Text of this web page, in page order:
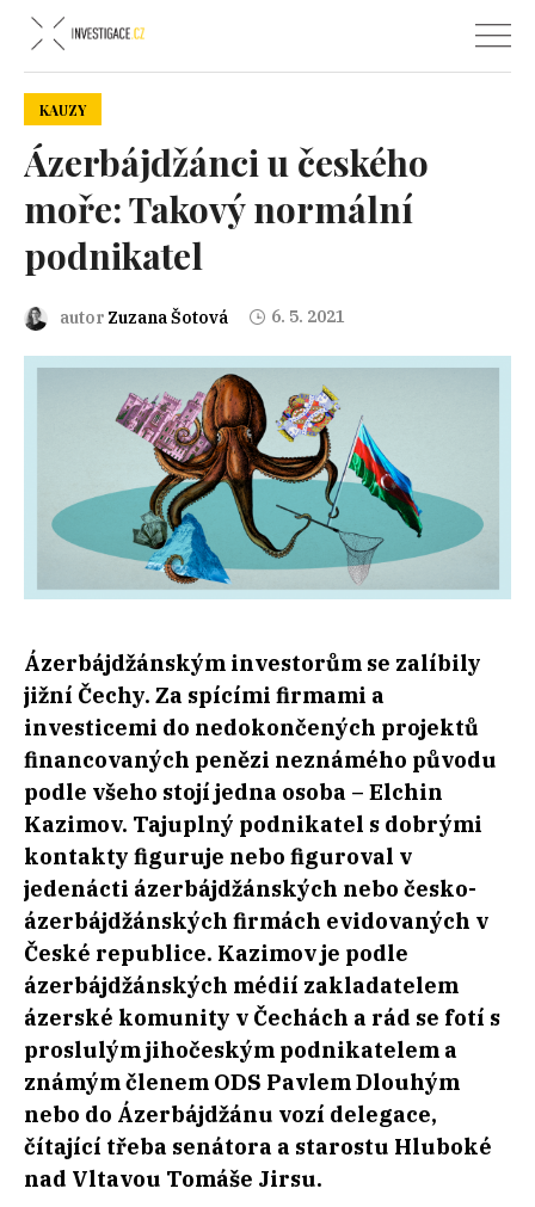
KAUZY
Ázerbájdžánci u českého
moře: Takový normální
podnikatel
autor Zuzana Šotová 6. 5. 2021
Ázerbájdžánským investorům se zalíbily
jižní Čechy. Za spícími firmami a
investicemi do nedokončených projektů
financovaných penězi neznámého původu
podle všeho stojí jedna osoba – Elchin
Kazimov. Tajuplný podnikatel s dobrými
kontakty figuruje nebo figuroval v
jedenácti ázerbájdžánských nebo česko-
ázerbájdžánských firmách evidovaných v
České republice. Kazimov je podle
ázerbájdžánských médií zakladatelem
ázerské komunity v Čechách a rád se fotí s
proslulým jihočeským podnikatelem a
známým členem ODS Pavlem Dlouhým
nebo do Ázerbájdžánu vozí delegace,
čítající třeba senátora a starostu Hluboké
nad Vltavou Tomáše Jirsu.